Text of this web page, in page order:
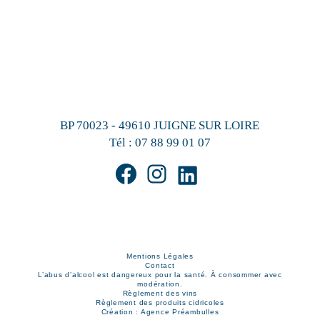
BP 70023 - 49610 JUIGNE SUR LOIRE
Tél : 07 88 99 01 07
Mentions Légales
Contact
L’abus d’alcool est dangereux pour la santé. À consommer avec
modération.
Règlement des vins
Règlement des produits cidricoles
Création : Agence Préambulles